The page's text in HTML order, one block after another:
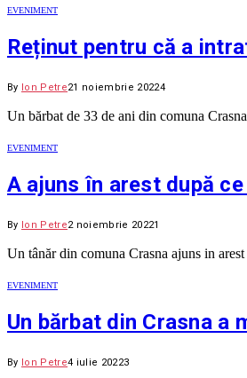
EVENIMENT
Reținut pentru că a
By Ion Petre21 noiembrie 20224
Un bărbat de 33 de ani din comuna
EVENIMENT
A ajuns în arest după
By Ion Petre2 noiembrie 20221
Un tânăr din comuna Crasna ajuns in
EVENIMENT
Un bărbat din Crasna a
By Ion Petre4 iulie 20223